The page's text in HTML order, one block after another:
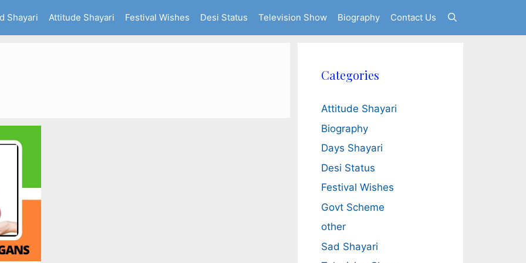
Shayari Attitude Shayari Festival Wishes Desi Status Television Show Biography Contact Us
Categories
Attitude Shayari
Biography
Days Shayari
Desi Status
Festival Wishes
Govt Scheme
other
Sad Shayari